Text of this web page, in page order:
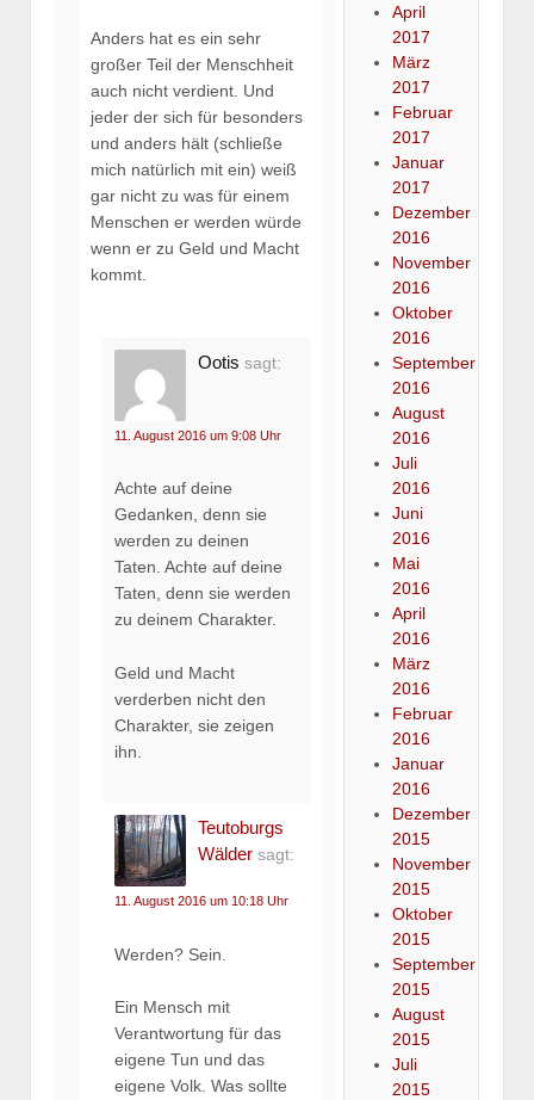
Anders hat es ein sehr
großer Teil der Menschheit
auch nicht verdient. Und
jeder der sich für besonders
und anders hält (schließe
mich natürlich mit ein) weiß
gar nicht zu was für einem
Menschen er werden würde
wenn er zu Geld und Macht
kommt.
Ootis sagt:
11. August 2016 um 9:08 Uhr
Achte auf deine
Gedanken, denn sie
werden zu deinen
Taten. Achte auf deine
Taten, denn sie werden
zu deinem Charakter.
Geld und Macht
verderben nicht den
Charakter, sie zeigen
ihn.
Teutoburgs
Wälder sagt:
11. August 2016 um 10:18 Uhr
Werden? Sein.
Ein Mensch mit
Verantwortung für das
eigene Tun und das
eigene Volk. Was sollte
April
2017
März
2017
Februar
2017
Januar
2017
Dezember
2016
November
2016
Oktober
2016
September
2016
August
2016
Juli
2016
Juni
2016
Mai
2016
April
2016
März
2016
Februar
2016
Januar
2016
Dezember
2015
November
2015
Oktober
2015
September
2015
August
2015
Juli
2015